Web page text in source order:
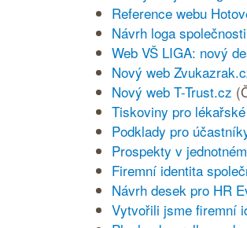
Reference webu
Návrh loga
Web VŠ LIGA: nový
Nový web
Nový web T-Trust.cz
Tiskoviny pro
Podklady pro
Prospekty v
Firemní identita
Návrh desek pro HR
Vytvořili jsme firemní